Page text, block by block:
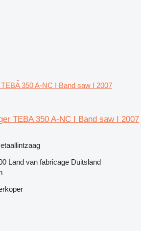
350 A-NC I Band saw I 2007
TEBA 350 A-NC I Band saw I 2007
Land van fabricage Duitsland